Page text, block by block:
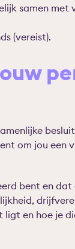
samen met
(vereist).
om jou een
bent en
ligt en hoe je